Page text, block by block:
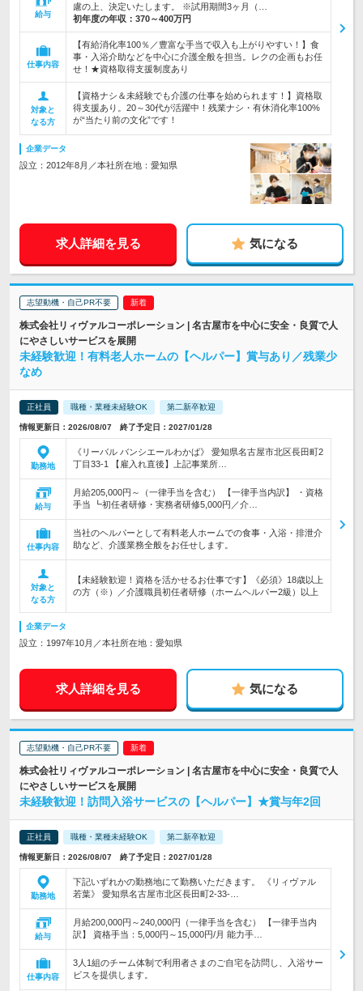
給与
慮の上、決定いたします。 ※試用期間3ヶ月（…
初年度の年収： 370～400万円
仕事内容
【有給消化率100％／豊富な手当で収入も上がりやすい！】食
事・入浴介助などを中心に介護全般を担当。レクの企画もお任
せ！★資格取得支援制度あり
対象と
なる方
【資格ナシ＆未経験でも介護の仕事を始められます！】資格取
得支援あり。20～30代が活躍中！残業ナシ・有休消化率100%
が“当たり前の文化”です！
企業データ
設立：2012年8月／本社所在地：愛知県
求人詳細を見る 気になる
志望動機・自己PR不要
株式会社リィヴァルコーポレーション | 名古屋市を中心に安全・良質で人
にやさしいサービスを展開
未経験歓迎！有料老人ホームの【ヘルパー】賞与あり／残業少
なめ
正社員 職種・業種未経験OK 第二新卒歓迎
情報更新日：2026/08/07 終了予定日：2027/01/28
勤務地
《リーバル バンシエールわかば》 愛知県名古屋市北区長田町2
丁目33-1 【雇入れ直後】上記事業所…
給与
月給205,000円～（一律手当を含む） 【一律手当内訳】 ・資格
手当 ┗初任者研修・実務者研修5,000円／介…
仕事内容
当社のヘルパーとして有料老人ホームでの食事・入浴・排泄介
助など、介護業務全般をお任せします。
対象と
なる方
【未経験歓迎！資格を活かせるお仕事です】《必須》18歳以上
の方（※）／介護職員初任者研修（ホームヘルパー2級）以上
企業データ
設立：1997年10月／本社所在地：愛知県
求人詳細を見る 気になる
志望動機・自己PR不要
株式会社リィヴァルコーポレーション | 名古屋市を中心に安全・良質で人
にやさしいサービスを展開
未経験歓迎！訪問入浴サービスの【ヘルパー】★賞与年2回
正社員 職種・業種未経験OK 第二新卒歓迎
情報更新日：2026/08/07 終了予定日：2027/01/28
勤務地
下記いずれかの勤務地にて勤務いただきます。 《リィヴァル
若葉》 愛知県名古屋市北区長田町2-33-…
給与
月給200,000円～240,000円（一律手当を含む） 【一律手当内
訳】 資格手当：5,000円～15,000円/月 能力手…
仕事内容
3人1組のチーム体制で利用者さまのご自宅を訪問し、入浴サー
ビスを提供します。